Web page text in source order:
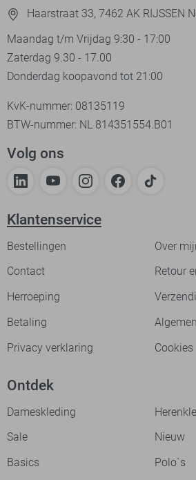
Haarstraat 33, 7462 AK RIJSSEN
Maandag t/m Vrijdag 9:30 - 17:00
Zaterdag 9.30 - 17.00
Donderdag koopavond tot 21:00
KvK-nummer: 08135119
BTW-nummer: NL 814351554.B01
Volg ons
Klantenservice
Bestellingen
Over
Contact
Retour
Herroeping
Betaling
Privacy verklaring
Cookies
Ontdek
Dameskleding
Sale
Nieuw
Basics
Polo`s